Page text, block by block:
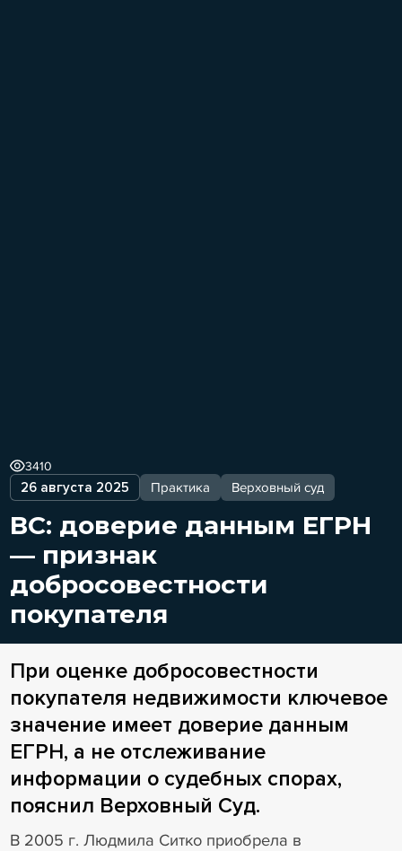
26 августа 2025 Практика Верховный суд
3410
ВС: доверие данным ЕГРН
— признак
добросовестности
покупателя
При оценке добросовестности
покупателя недвижимости ключевое
значение имеет доверие данным
ЕГРН, а не отслеживание
информации о судебных спорах,
пояснил Верховный Суд.
В 2005 г. Людмила Ситко приобрела в